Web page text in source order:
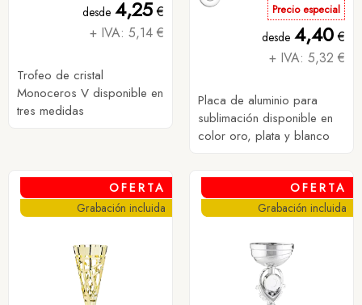
desde 4,25€
+ IVA: 5,14 €
Trofeo de cristal
Monoceros V disponible en
tres medidas
Precio especial
desde 4,40€
+ IVA: 5,32 €
Placa de aluminio para
sublimación disponible en
color oro, plata y blanco
OFERTA
Grabación incluida
OFERTA
Grabación incluida